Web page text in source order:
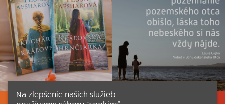
Na zlepšenie našich služieb